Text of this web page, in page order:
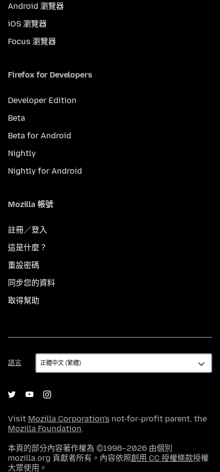
Android 瀏覽器
iOS 瀏覽器
Focus 瀏覽器
Firefox for Developers
Developer Edition
Beta
Beta for Android
Nightly
Nightly for Android
Mozilla 帳號
註冊／登入
這是什麼？
重設密碼
同步您的資料
取得幫助
語言
語
言
Visit Mozilla Corporation's not-for-profit parent, the
Mozilla Foundation.
本頁的部分內容著作權為 ©1998–2026 由個別
mozilla.org 貢獻者所有。內容依照創用 CC 授權條款授權
大眾使用。